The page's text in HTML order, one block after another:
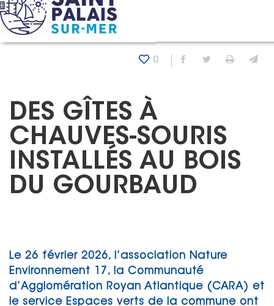
Panneau de gestion des cookies
Accueil Actualités
0 Partager sur
Partager
DES GÎTES À
CHAUVES-SOURIS
INSTALLÉS AU BOIS
DU GOURBAUD
Le 26 février 2026, l’association Nature
Environnement 17, la Communauté
d’Agglomération Royan Atlantique (CARA) et
le service Espaces verts de la commune ont